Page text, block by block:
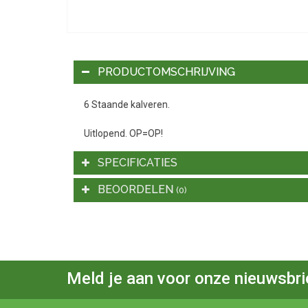
PRODUCTOMSCHRIJVING
6 Staande kalveren.
Uitlopend. OP=OP!
SPECIFICATIES
BEOORDELEN (0)
Meld je aan voor onze